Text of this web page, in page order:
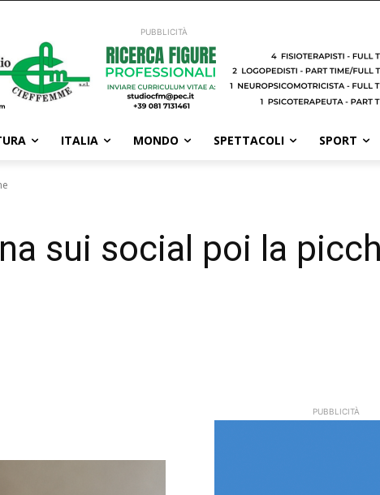
PUBBLICITÀ
ITALIA MONDO SPETTACOLI SPORT
sui social poi la
PUBBLICITÀ